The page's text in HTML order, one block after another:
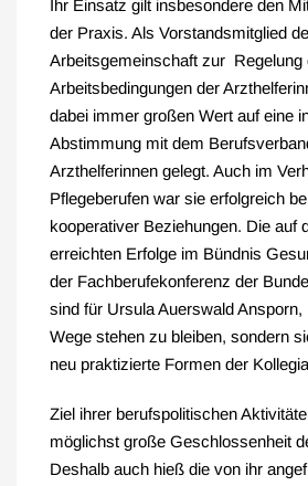
Ihr Einsatz gilt insbesondere den
der Praxis. Als Vorstandsmitglied
Arbeitsgemeinschaft zur Regelung
Arbeitsbedingungen der
dabei immer großen Wert auf eine
Abstimmung mit dem
Arzthelferinnen gelegt. Auch im
Pflegeberufen war sie erfolgreich
kooperativer Beziehungen. Die auf
erreichten Erfolge im Bündnis
der Fachberufekonferenz der
sind für Ursula Auerswald Ansporn,
Wege stehen zu bleiben, sondern
neu praktizierte Formen der
Ziel ihrer berufspolitischen
möglichst große Geschlossenheit
Deshalb auch hieß die von ihr